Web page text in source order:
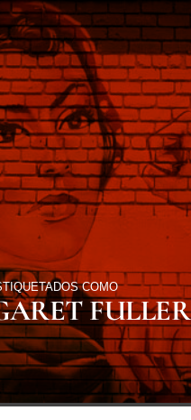
COMO
FULLER